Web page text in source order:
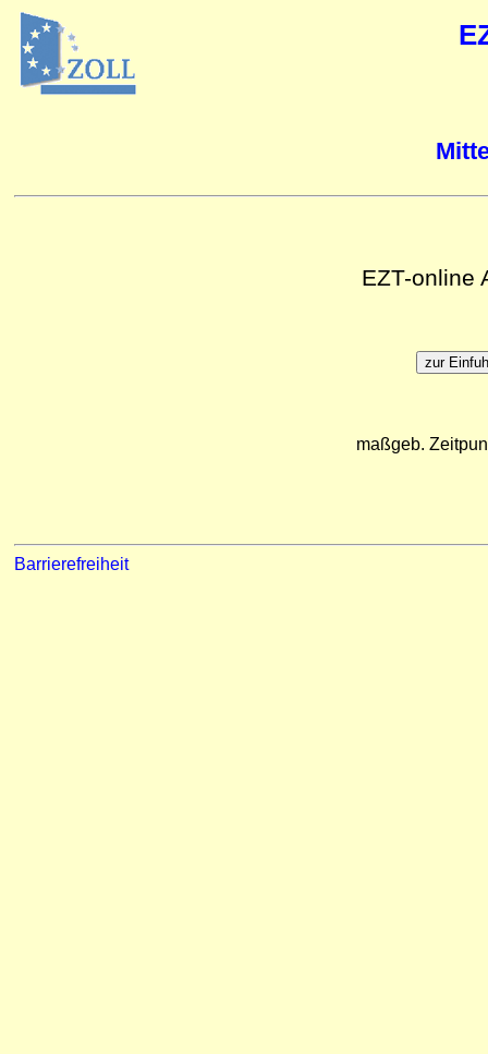
EZT-online
maßgeb.
Barrierefreiheit